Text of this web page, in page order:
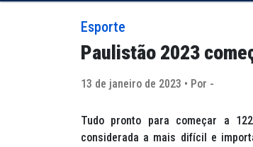
Esporte
Paulistão 2023
13 de janeiro de 2023 • Por -
Tudo pronto para começar a 122
considerada a mais difícil e